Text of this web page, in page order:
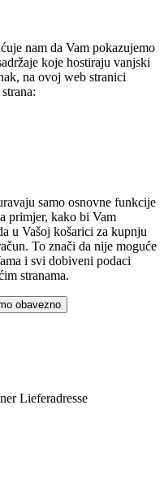
nam da Vam pokazujemo
koje hostiraju vanjski
na ovoj web stranici
samo osnovne funkcije
primjer, kako bi Vam
u Vašoj košarici za kupnju
To znači da nije moguće
i svi dobiveni podaci
stranama.
obavezno
Lieferadresse